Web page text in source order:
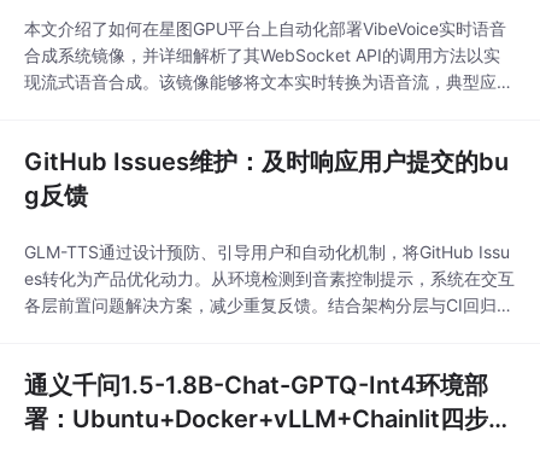
本文介绍了如何在星图GPU平台上自动化部署VibeVoice实时语音
合成系统镜像，并详细解析了其WebSocket API的调用方法以实
现流式语音合成。该镜像能够将文本实时转换为语音流，典型应用
GitHub Issues维护：及时响应用户提交的bu
g反馈
GLM-TTS通过设计预防、引导用户和自动化机制，将GitHub Issu
es转化为产品优化动力。从环境检测到音素控制提示，系统在交互
各层前置问题解决方案，减少重复反馈。结合架构分层与CI回归测
通义千问1.5-1.8B-Chat-GPTQ-Int4环境部
署：Ubuntu+Docker+vLLM+Chainlit四步到